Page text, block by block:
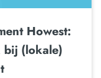
Howest:
bij (lokale)